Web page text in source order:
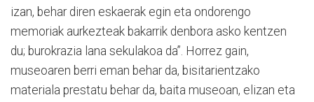
izan, behar diren eskaerak egin eta ondorengo
memoriak aurkezteak bakarrik denbora asko kentzen
du; burokrazia lana sekulakoa da”. Horrez gain,
museoaren berri eman behar da, bisitarientzako
materiala prestatu behar da, baita museoan, elizan eta